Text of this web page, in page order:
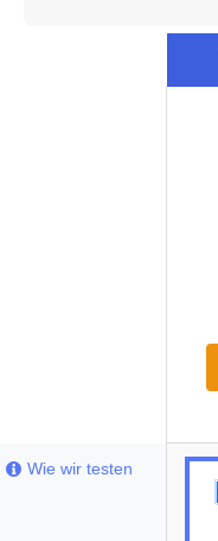
Wie wir testen